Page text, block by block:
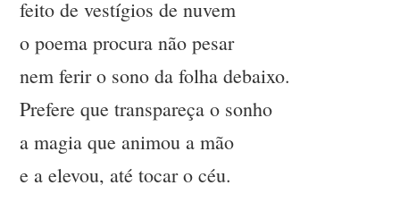
feito de vestígios de nuvem
o poema procura não pesar
nem ferir o sono da folha debaixo.
Prefere que transpareça o sonho
a magia que animou a mão
e a elevou, até tocar o céu.